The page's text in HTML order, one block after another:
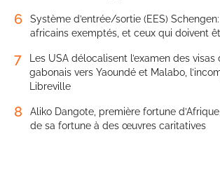
6
Système d’entrée/sortie (EES)
africains exemptés, et ceux qui doivent
7
Les USA délocalisent l’examen des
gabonais vers Yaoundé et Malabo,
Libreville
8
Aliko Dangote, première fortune
de sa fortune à des œuvres caritatives